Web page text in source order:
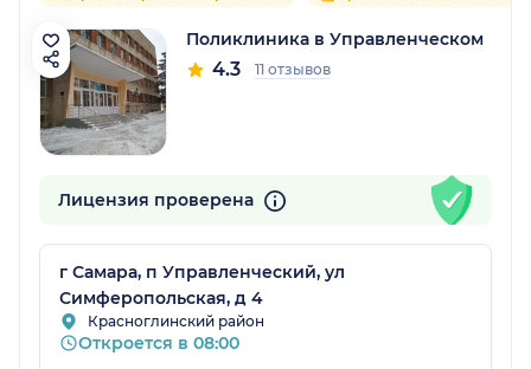
Поликлиника в Управленческом
4.3 11 отзывов
Лицензия проверена
г Самара, п Управленческий, ул
Симферопольская, д 4
Красноглинский район
Откроется в 08:00